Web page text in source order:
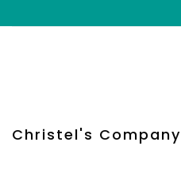
Christel's Company